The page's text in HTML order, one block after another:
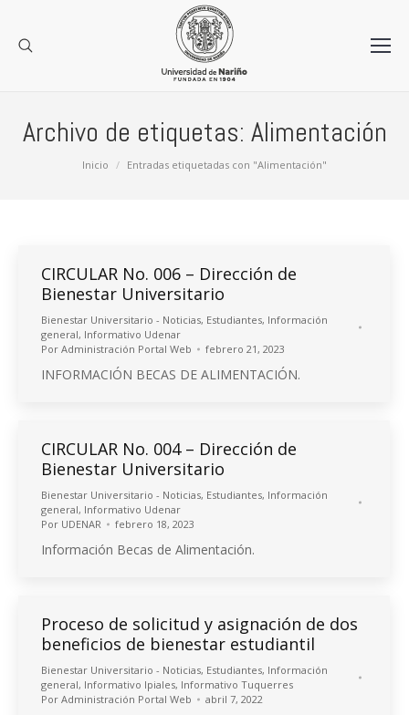
Archivo de etiquetas: Alimentación
Inicio Entradas etiquetadas con "Alimentación"
CIRCULAR No. 006 – Dirección de
Bienestar Universitario
Bienestar Universitario - Noticias, Estudiantes, Información
general, Informativo Udenar
Por Administración Portal Web febrero 21, 2023
INFORMACIÓN BECAS DE ALIMENTACIÓN.
CIRCULAR No. 004 – Dirección de
Bienestar Universitario
Bienestar Universitario - Noticias, Estudiantes, Información
general, Informativo Udenar
Por UDENAR febrero 18, 2023
Información Becas de Alimentación.
Proceso de solicitud y asignación de dos
beneficios de bienestar estudiantil
Bienestar Universitario - Noticias, Estudiantes, Información
general, Informativo Ipiales, Informativo Tuquerres
Por Administración Portal Web abril 7, 2022